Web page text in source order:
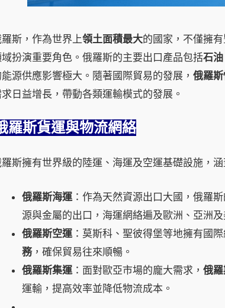
斯，作為世界上領土面積最大的國家，不僅擁
扮演重要角色。俄羅斯的主要出口產品包括石
能源供應影響極大。隨著國際貿易的發展， 俄羅
求日益增長，帶動各類運輸模式的發展。
羅斯貨運與物流網絡
斯擁有世界級的陸運、海運及空運基礎設施，
俄羅斯海運：作為天然資源出口大國，俄羅
源與金屬的出口，海運網絡遍及歐洲、亞洲
俄羅斯空運：莫斯科、聖彼得堡等地擁有國
務，確保貿易往來順暢。
俄羅斯集運：面對歐亞市場的龐大需求， 俄
運輸，提高效率並降低物流成本。